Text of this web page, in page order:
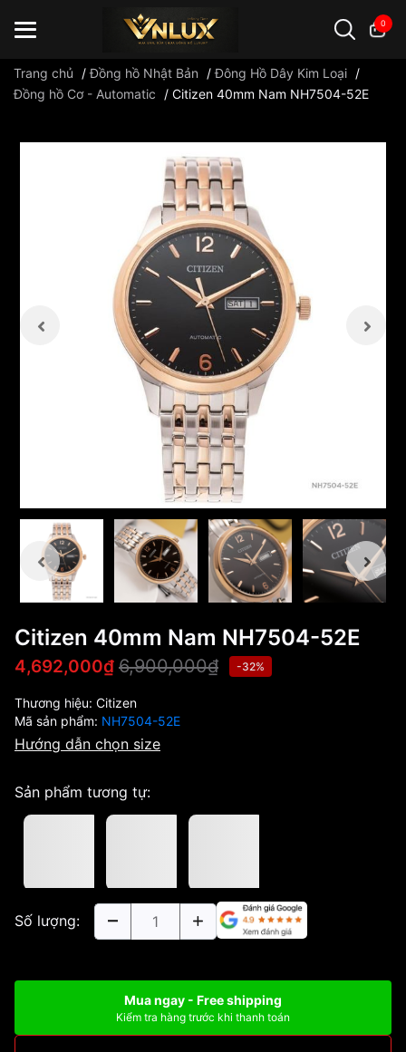
0
Trang chủ /Đồng hồ Nhật Bản /Đông Hồ Dây Kim Loại /
Đồng hồ Cơ - Automatic
/ Citizen 40mm Nam NH7504-52E
Citizen 40mm Nam NH7504-52E
4,692,000₫ 6,900,000₫ -32%
Thương hiệu: Citizen
Mã sản phẩm: NH7504-52E
Hướng dẫn chọn size
Sản phẩm tương tự:
Số lượng:
Mua ngay - Free shipping
Kiểm tra hàng trước khi thanh toán